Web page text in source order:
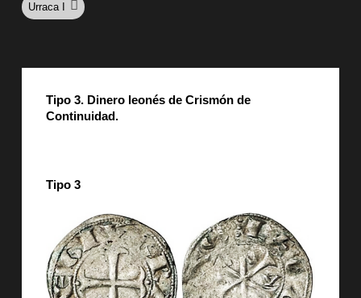
Urraca I
Tipo 3. Dinero leonés de Crismón de
Continuidad.
Tipo 3